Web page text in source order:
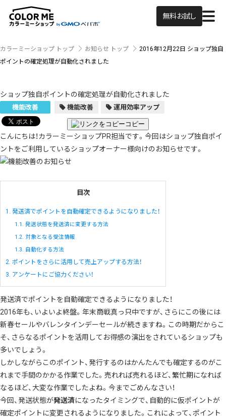
無料お試し
カラーミーショップ トップ お知らせ トップ 2016年12月22日 ショップ独自
ポイントの確定処理が自動化されました
ショップ独自ポイントの確定処理が自動化されました
機能改善 機能改善 運用効率アップ
コピー
こんにちは！カラーミーショップPR担当です。今回はショップ独自ポイ
ントをご利用しているショップオーナー様向けのお知らせです。
目次
1. 発送済でポイントを自動確定できるようになりました！
1.1. 発送状態を発送済に変更する方法
1.2. 対象となる受注情報
1.3. 自動化する方法
2. ポイントをさらに活用して売上アップする方法！
3. アンケートにご協力ください！
発送済でポイントを自動確定できるようになりました！
2016年も、いよいよ終盤。年末商戦真っ只中ですが、さらにこの後には
新春セールやバレンタインデーセールが続きますね。この時期だからこ
そ、さらなるポイントを活用してお得感の演出をされているショップも
多いでしょう。
しかしながらこのポイント、発行するのはかんたんでも確定するのがこ
れまで手間のかかる作業でした。売れれば売れるほど、繁忙期になれば
なるほど、大変な作業でしたよね。今までごめんなさい！
今回、発送状態が発送済になったタイミングで、自動的に仮ポイントが
確定ポイントに変更されるようになりました。これによって、ポイント